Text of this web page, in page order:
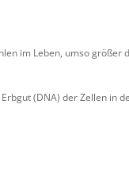
im Leben, umso größer
(DNA) der Zellen